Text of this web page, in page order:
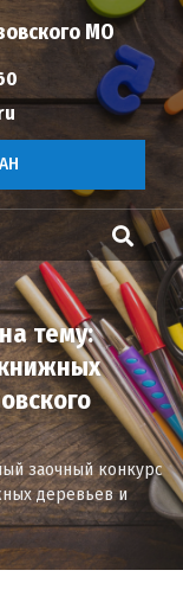
МО
тему:
заочный конкурс
деревьев и